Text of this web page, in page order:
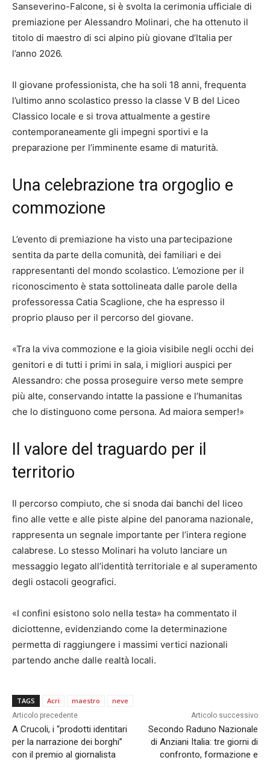
Sanseverino-Falcone, si è svolta la cerimonia ufficiale di
premiazione per Alessandro Molinari, che ha ottenuto il
titolo di maestro di sci alpino più giovane d’Italia per
l’anno 2026.
Il giovane professionista, che ha soli 18 anni, frequenta
l’ultimo anno scolastico presso la classe V B del Liceo
Classico locale e si trova attualmente a gestire
contemporaneamente gli impegni sportivi e la
preparazione per l’imminente esame di maturità.
Una celebrazione tra orgoglio e
commozione
L’evento di premiazione ha visto una partecipazione
sentita da parte della comunità, dei familiari e dei
rappresentanti del mondo scolastico. L’emozione per il
riconoscimento è stata sottolineata dalle parole della
professoressa Catia Scaglione, che ha espresso il
proprio plauso per il percorso del giovane.
«Tra la viva commozione e la gioia visibile negli occhi dei
genitori e di tutti i primi in sala, i migliori auspici per
Alessandro: che possa proseguire verso mete sempre
più alte, conservando intatte la passione e l’humanitas
che lo distinguono come persona. Ad maiora semper!»
Il valore del traguardo per il
territorio
Il percorso compiuto, che si snoda dai banchi del liceo
fino alle vette e alle piste alpine del panorama nazionale,
rappresenta un segnale importante per l’intera regione
calabrese. Lo stesso Molinari ha voluto lanciare un
messaggio legato all’identità territoriale e al superamento
degli ostacoli geografici.
«I confini esistono solo nella testa» ha commentato il
diciottenne, evidenziando come la determinazione
permetta di raggiungere i massimi vertici nazionali
partendo anche dalle realtà locali.
TAGS Acri maestro neve
Articolo precedente
A Crucoli, i “prodotti identitari
per la narrazione dei borghi”
con il premio al giornalista
Articolo successivo
Secondo Raduno Nazionale
di Anziani Italia: tre giorni di
confronto, formazione e